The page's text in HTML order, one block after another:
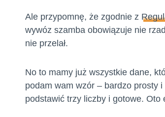
Ale przypomnę, że zgodnie z
wywóz szamba obowiązuje nie
nie przelał.
No to mamy już wszystkie dane,
podam wam wzór – bardzo prosty
podstawić trzy liczby i gotowe. Oto